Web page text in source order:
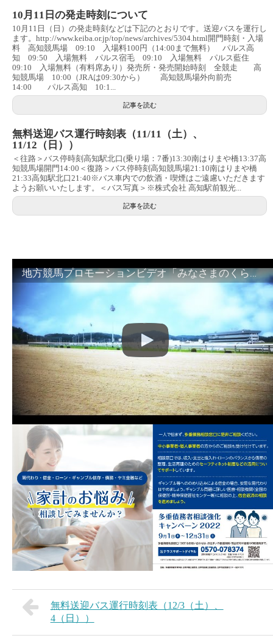
10月11日の発走時刻について
10月11日（日）の発走時刻などは下記のとおりです。送迎バスを運行し
ます。http://www.keiba.or.jp/top/news/archives/5304.html開門時刻・入場
料 高知競馬場 09:10 入場料100円（14:00まで無料） パルス高
知 09:50 入場無料 パルス宿毛 09:10 入場無料 パルス藍住
09:10 入場無料（有料席あり）発売所・発売開始時刻 全競走 高
知競馬場 10:00（JRAは09:30から） 高知競馬場外向前売
14:00 パルス高知 10:1...
記事を読む
無料送迎バス運行時刻表（11/11（土）、
11/12（日））
＜往路＞バス停時刻高知駅北口(乗り場：7番)13:30南はりまや橋13:37高
知競馬場開門14:00＜復路＞バス停時刻高知競馬場21:10南はりまや橋
21:33高知駅北口21:40※バス車内での飲酒・喫煙はご遠慮いただきます
ようお願いいたします。＜バス写真＞※株式会社 高知駅前観光...
記事を読む
地方競馬プロモーションビデオ「みなさまのくらしのために」30秒篇｜NAR公式
無料送迎バス運行時刻表（12/3（土）、
4（日））